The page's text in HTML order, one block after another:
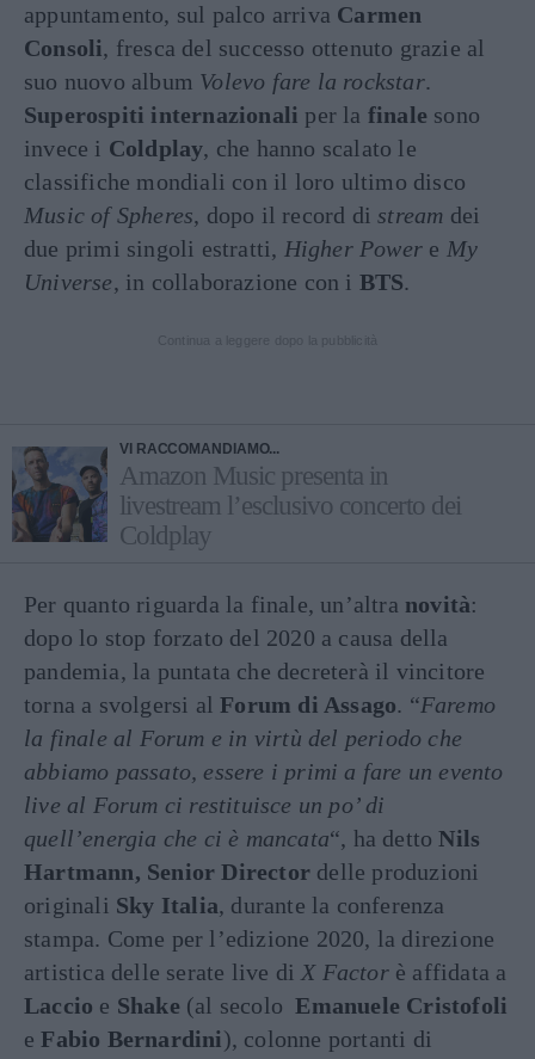
appuntamento, sul palco arriva Carmen
Consoli, fresca del successo ottenuto grazie al
suo nuovo album Volevo fare la rockstar.
Superospiti internazionali per la finale sono
invece i Coldplay, che hanno scalato le
classifiche mondiali con il loro ultimo disco
Music of Spheres, dopo il record distream dei
due primi singoli estratti, Higher Power e My
Universe, in collaborazione con i BTS.
VI RACCOMANDIAMO...
Amazon Music presenta in
livestream l’esclusivo concerto dei
Coldplay
Per quanto riguarda la finale, un’altra novità:
dopo lo stop forzato del 2020 a causa della
pandemia, la puntata che decreterà il vincitore
torna a svolgersi al Forum di Assago. “Faremo
la finale al Forum e in virtù del periodo che
abbiamo passato, essere i primi a fare un evento
live al Forum ci restituisce un po’ di
quell’energia che ci è mancata“, ha dettoNils
Hartmann, Senior Director delle produzioni
originali Sky Italia, durante la conferenza
stampa. Come per l’edizione 2020, la direzione
artistica delle serate live di X Factorè affidata a
Laccio e Shake (al secoloEmanuele Cristofoli
eFabio Bernardini), colonne portanti di